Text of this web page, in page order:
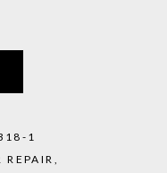
1
REPAIR,